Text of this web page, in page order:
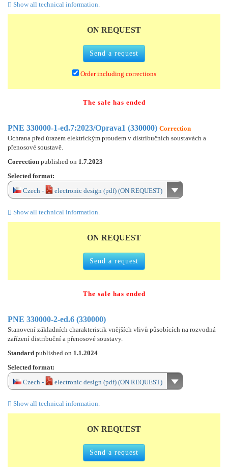
Show all technical information.
ON REQUEST
Send a request
Order including corrections
The sale has ended
PNE 330000-1-ed.7:2023/Oprava1 (330000) Correction
Ochrana před úrazem elektrickým proudem v distribučních soustavách a
přenosové soustavě.
Correction published on 1.7.2023
Selected format:
Czech -
electronic design (pdf) (ON REQUEST)
Show all technical information.
ON REQUEST
Send a request
The sale has ended
PNE 330000-2-ed.6 (330000)
Stanovení základních charakteristik vnějších vlivů působících na rozvodná
zařízení distribuční a přenosové soustavy.
Standard published on 1.1.2024
Selected format:
Czech -
electronic design (pdf) (ON REQUEST)
Show all technical information.
ON REQUEST
Send a request